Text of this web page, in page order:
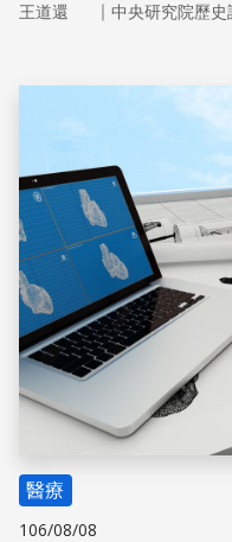
王道還 ｜ 中央研究院歷史
醫療
106/08/08